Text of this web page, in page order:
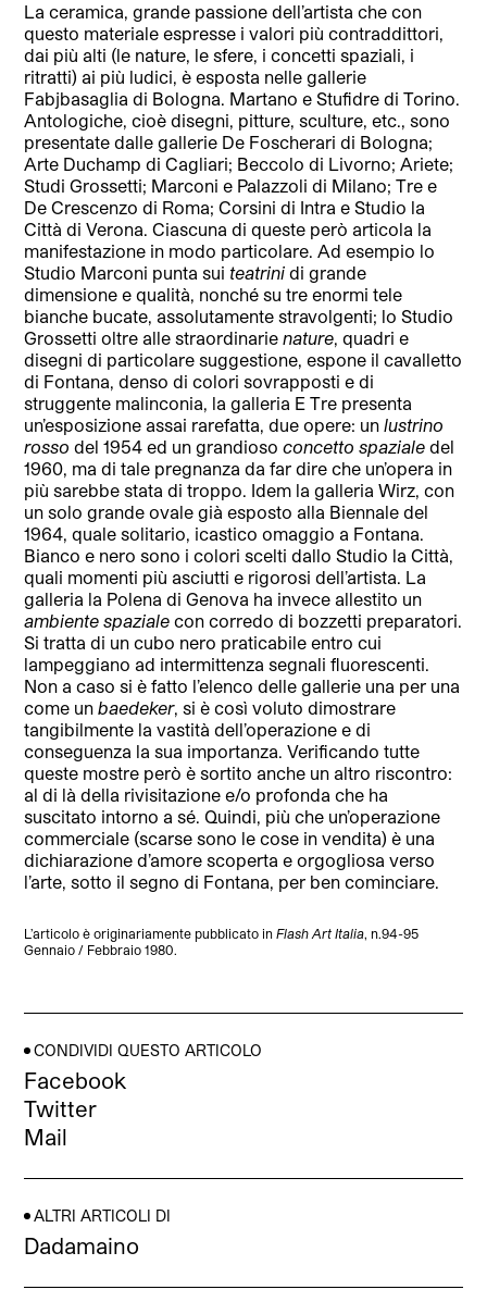
La ceramica, grande passione dell’artista che con
questo materiale espresse i valori più contraddittori,
dai più alti (le nature, le sfere, i concetti spaziali, i
ritratti) ai più ludici, è esposta nelle gallerie
Fabjbasaglia di Bologna. Martano e Stufidre di Torino.
Antologiche, cioè disegni, pitture, sculture, etc., sono
presentate dalle gallerie De Foscherari di Bologna;
Arte Duchamp di Cagliari; Beccolo di Livorno; Ariete;
Studi Grossetti; Marconi e Palazzoli di Milano; Tre e
De Crescenzo di Roma; Corsini di Intra e Studio la
Città di Verona. Ciascuna di queste però articola la
manifestazione in modo particolare. Ad esempio lo
Studio Marconi punta sui teatrini di grande
dimensione e qualità, nonché su tre enormi tele
bianche bucate, assolutamente stravolgenti; lo Studio
Grossetti oltre alle straordinarienature, quadri e
disegni di particolare suggestione, espone il cavalletto
di Fontana, denso di colori sovrapposti e di
struggente malinconia, la galleria E Tre presenta
un’esposizione assai rarefatta, due opere: unlustrino
rosso del 1954 ed un grandiosoconcetto spaziale del
1960, ma di tale pregnanza da far dire che un’opera in
più sarebbe stata di troppo. Idem la galleria Wirz, con
un solo grande ovale già esposto alla Biennale del
1964, quale solitario, icastico omaggio a Fontana.
Bianco e nero sono i colori scelti dallo Studio la Città,
quali momenti più asciutti e rigorosi dell’artista. La
galleria la Polena di Genova ha invece allestito un
ambiente spaziale con corredo di bozzetti preparatori.
Si tratta di un cubo nero praticabile entro cui
lampeggiano ad intermittenza segnali fluorescenti.
Non a caso si è fatto l’elenco delle gallerie una per una
come unbaedeker, si è così voluto dimostrare
tangibilmente la vastità dell’operazione e di
conseguenza la sua importanza. Verificando tutte
queste mostre però è sortito anche un altro riscontro:
al di là della rivisitazione e/o profonda che ha
suscitato intorno a sé. Quindi, più che un’operazione
commerciale (scarse sono le cose in vendita) è una
dichiarazione d’amore scoperta e orgogliosa verso
l’arte, sotto il segno di Fontana, per ben cominciare.
L’articolo è originariamente pubblicato inFlash Art Italia, n.94-95
Gennaio / Febbraio 1980.
CONDIVIDI QUESTO ARTICOLO
Facebook
Twitter
Mail
ALTRI ARTICOLI DI
Dadamaino